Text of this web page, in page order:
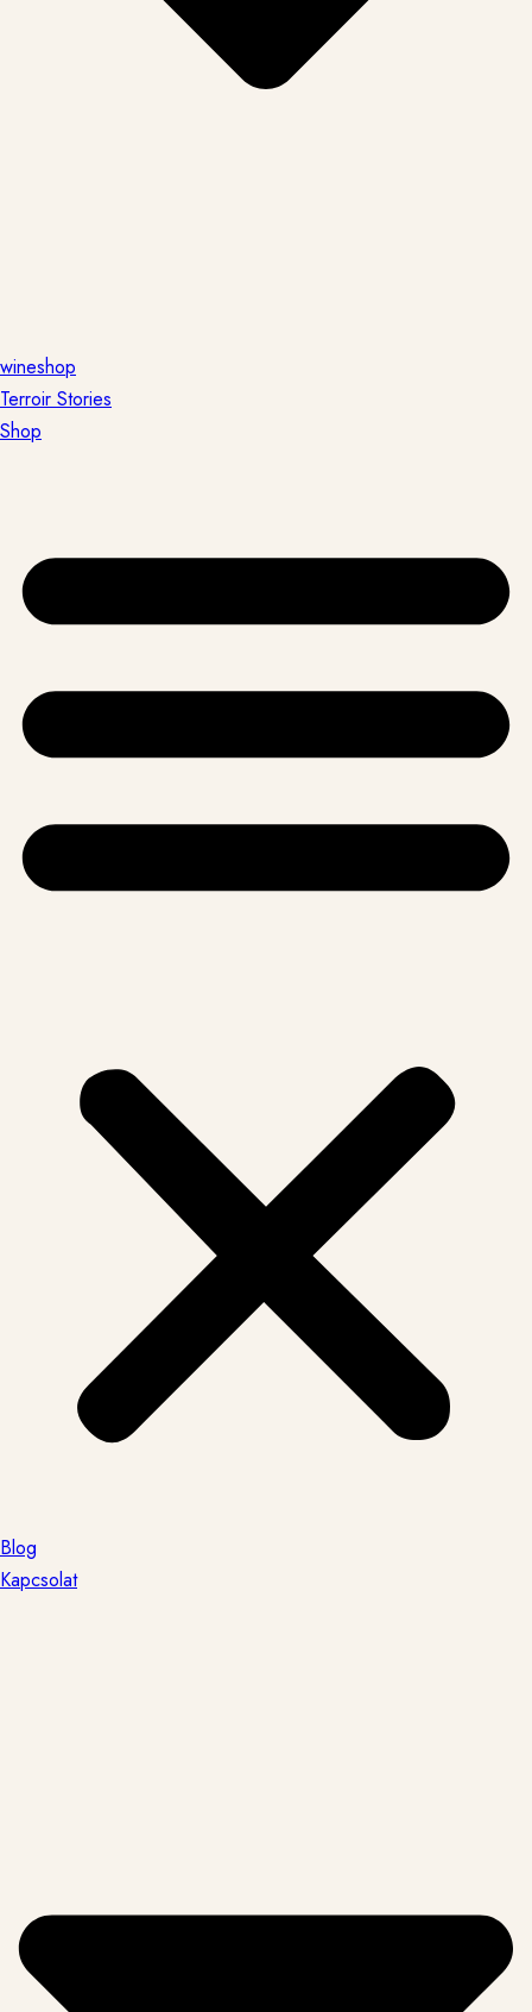
wineshop
Terroir Stories
Shop
Blog
Kapcsolat